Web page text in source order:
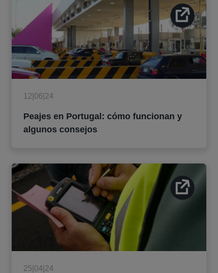
12|06|24
Peajes en Portugal: cómo funcionan y
algunos consejos
25|04|24